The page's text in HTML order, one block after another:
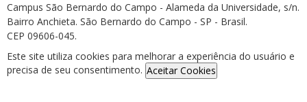
Campus São Bernardo do Campo - Alameda da Universidade, s/n.
Bairro Anchieta. São Bernardo do Campo - SP - Brasil.
CEP 09606-045.
Este site utiliza cookies para melhorar a experiência do usuário e
precisa de seu consentimento. Aceitar Cookies